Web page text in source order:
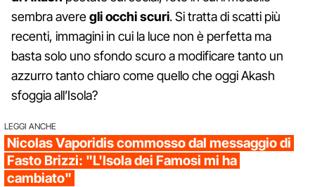
sembra averegli occhi scuri. Si tratta di scatti più
recenti, immagini in cui la luce non è perfetta ma
basta solo uno sfondo scuro a modificare tanto un
azzurro tanto chiaro come quello che oggi Akash
sfoggia all’Isola?
LEGGI ANCHE
Nicolas Vaporidis commosso dal messaggio di
Fasto Brizzi: "L'Isola dei Famosi mi ha
cambiato"